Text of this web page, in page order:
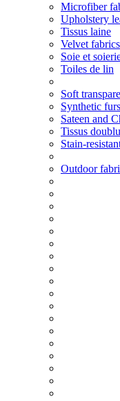
Microfiber
Upholstery
Tissus laine
Velvet fabrics
Soie et
Toiles de lin
Soft
Synthetic
Sateen and
Tissus
Stain-
Outdoor